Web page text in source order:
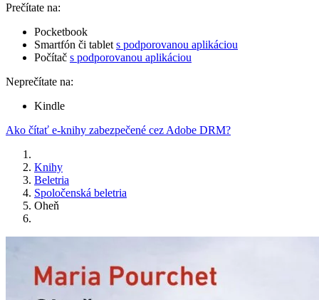
Prečítate na:
Pocketbook
Smartfón či tablet s podporovanou aplikáciou
Počítač s podporovanou aplikáciou
Neprečítate na:
Kindle
Ako čítať e-knihy zabezpečené cez Adobe DRM?
Knihy
Beletria
Spoločenská beletria
Oheň